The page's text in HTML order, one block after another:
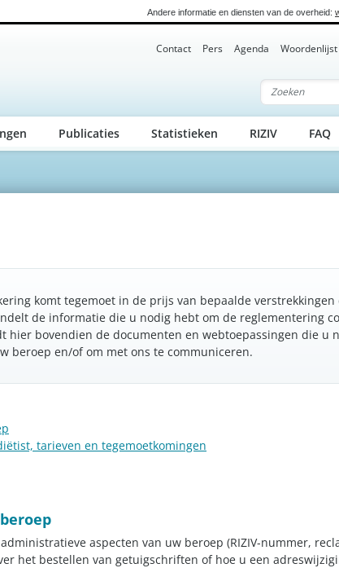
Andere informatie en diensten van de overheid:
Contact Pers Agenda Woordenlijst
Publicaties Statistieken RIZIV FAQ
komt tegemoet in de prijs van bepaalde verstrekkingen
de informatie die u nodig hebt om de reglementering
hier bovendien de documenten en webtoepassingen die u
beroep en/of om met ons te communiceren.
tarieven en tegemoetkomingen
aspecten van uw beroep (RIZIV-nummer,
het bestellen van getuigschriften of hoe u een